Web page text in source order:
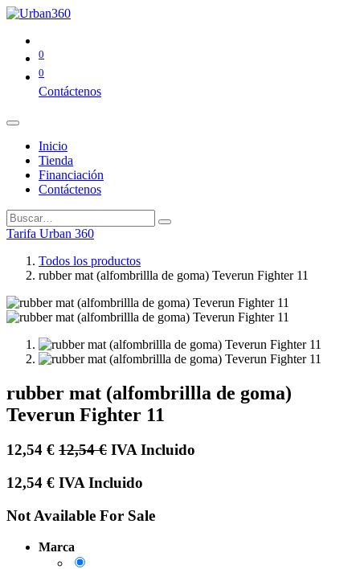
0
0
Contáctenos
Inicio
Tienda
Financiación
Contáctenos
Tarifa Urban 360
Todos los productos
rubber mat (alfombrillla de goma) Teverun Fighter 11
rubber mat (alfombrillla de goma)
Teverun Fighter 11
12,54 € 12,54€ IVA Incluido
12,54 € IVA Incluido
Not Available For Sale
Marca